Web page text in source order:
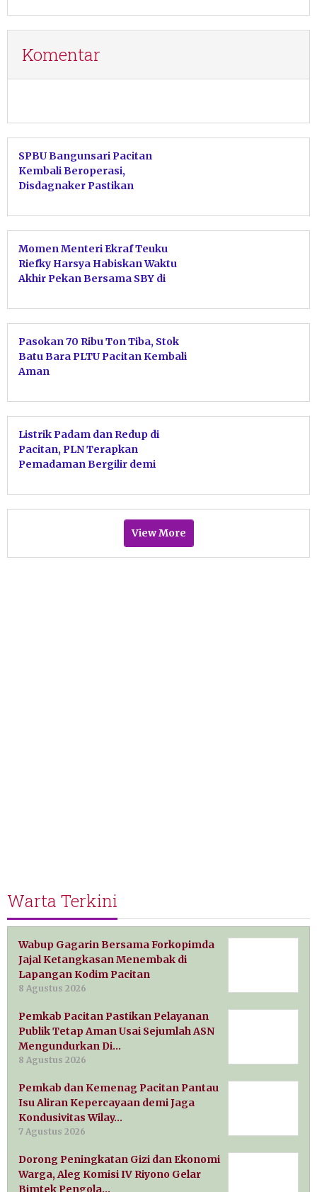
Komentar
SPBU Bangunsari Pacitan
Kembali Beroperasi,
Disdagnaker Pastikan
Modal
Momen Menteri Ekraf Teuku
Riefky Harsya Habiskan Waktu
Akhir Pekan Bersama SBY di
Pasokan 70 Ribu Ton Tiba, Stok
Batu Bara PLTU Pacitan Kembali
Aman
Listrik Padam dan Redup di
Pacitan, PLN Terapkan
Pemadaman Bergilir demi
View More
Warta Terkini
Wabup Gagarin Bersama Forkopimda
Jajal Ketangkasan Menembak di
Lapangan Kodim Pacitan
8 Agustus 2026
Pemkab Pacitan Pastikan Pelayanan
Publik Tetap Aman Usai Sejumlah ASN
Mengundurkan Di…
8 Agustus 2026
Pemkab dan Kemenag Pacitan Pantau
Isu Aliran Kepercayaan demi Jaga
Kondusivitas Wilay…
7 Agustus 2026
Dorong Peningkatan Gizi dan Ekonomi
Warga, Aleg Komisi IV Riyono Gelar
Bimtek Pengola…